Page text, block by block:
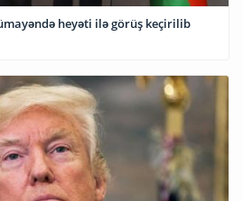
heyəti ilə görüş keçirilib